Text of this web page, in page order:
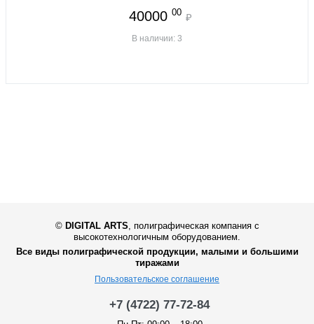
40000 00 ₽
В наличии: 3
© DIGITAL ARTS
полиграфическая компания с
высокотехнологичным оборудованием.
Все виды полиграфической продукции, малыми и большими
тиражами
Пользовательское соглашение
+7 (4722) 77-72-84